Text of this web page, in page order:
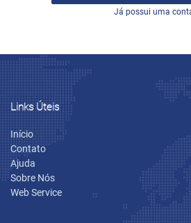
Já possui uma
Links Úteis
Início
Contato
Ajuda
Sobre Nós
Web Service